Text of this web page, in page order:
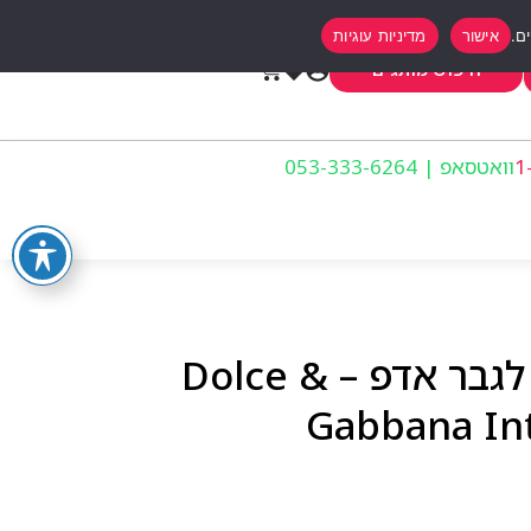
חיפוש מותגים
וואטסאפ | 053-333-6264
דולצה גבאנה אינטנסו לגבר אדפ – Dolce &
Gabbana
אישור מדיניות עוגיות